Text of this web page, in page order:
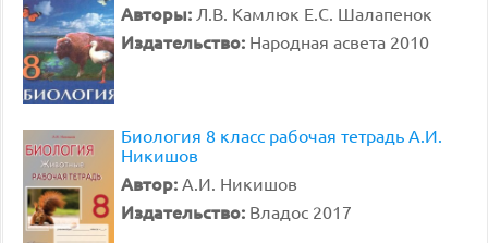
Авторы: Л.В. Камлюк Е.С. Шалапенок
Издательство: Народная асвета 2010
Биология 8 класс рабочая тетрадь А.И.
Никишов
Автор: А.И. Никишов
Издательство: Владос 2017